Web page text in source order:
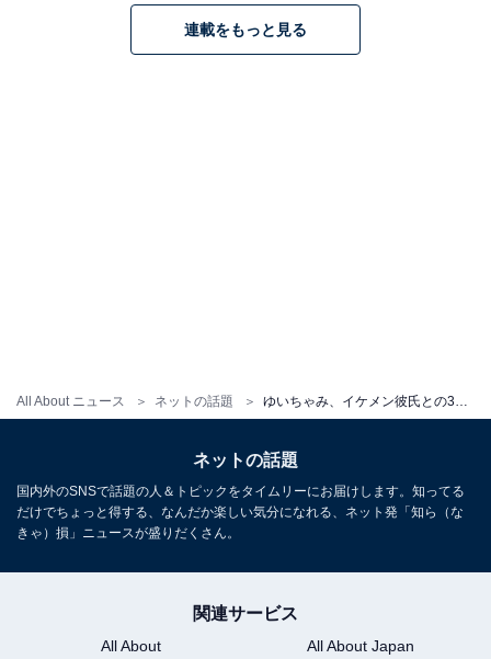
All About ニュース ネットの話題
連載をもっと見る
ネットの話題
国内外のSNSで話題の人＆トピックをタイムリーにお届けします。知ってる
だけでちょっと得する、なんだか楽しい気分になれる、ネット発「知ら（な
きゃ）損」ニュースが盛りだくさん。
関連サービス
All About
All About Japan